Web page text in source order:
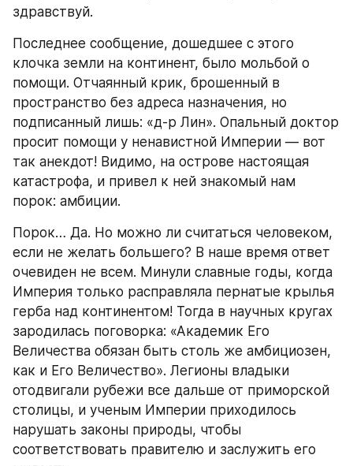
здравствуй.
Последнее сообщение, дошедшее с этого
клочка земли на континент, было мольбой о
помощи. Отчаянный крик, брошенный в
пространство без адреса назначения, но
подписанный лишь: «д-р Лин». Опальный доктор
просит помощи у ненавистной Империи — вот
так анекдот! Видимо, на острове настоящая
катастрофа, и привел к ней знакомый нам
порок: амбиции.
Порок… Да. Но можно ли считаться человеком,
если не желать большего? В наше время ответ
очевиден не всем. Минули славные годы, когда
Империя только расправляла пернатые крылья
герба над континентом! Тогда в научных кругах
зародилась поговорка: «Академик Его
Величества обязан быть столь же амбициозен,
как и Его Величество». Легионы владыки
отодвигали рубежи все дальше от приморской
столицы, и ученым Империи приходилось
нарушать законы природы, чтобы
соответствовать правителю и заслужить его